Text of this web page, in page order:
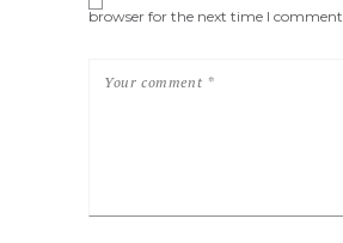
browser for the next time I comment.